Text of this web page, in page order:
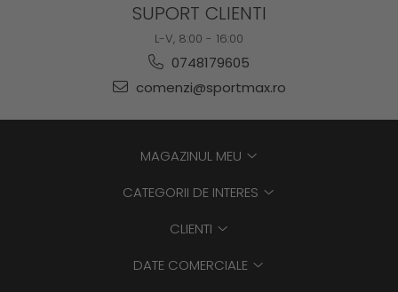
SUPORT CLIENTI
L-V, 8:00 - 16:00
0748179605
comenzi@sportmax.ro
MAGAZINUL MEU
CATEGORII DE INTERES
CLIENTI
DATE COMERCIALE